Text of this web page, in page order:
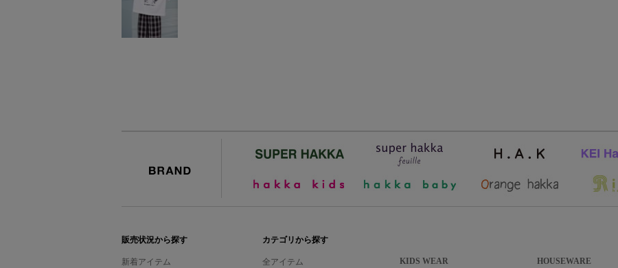
販売状況から探す
新着アイテム
カテゴリから探す
全アイテム
KIDS WEAR
HOUSEWARE